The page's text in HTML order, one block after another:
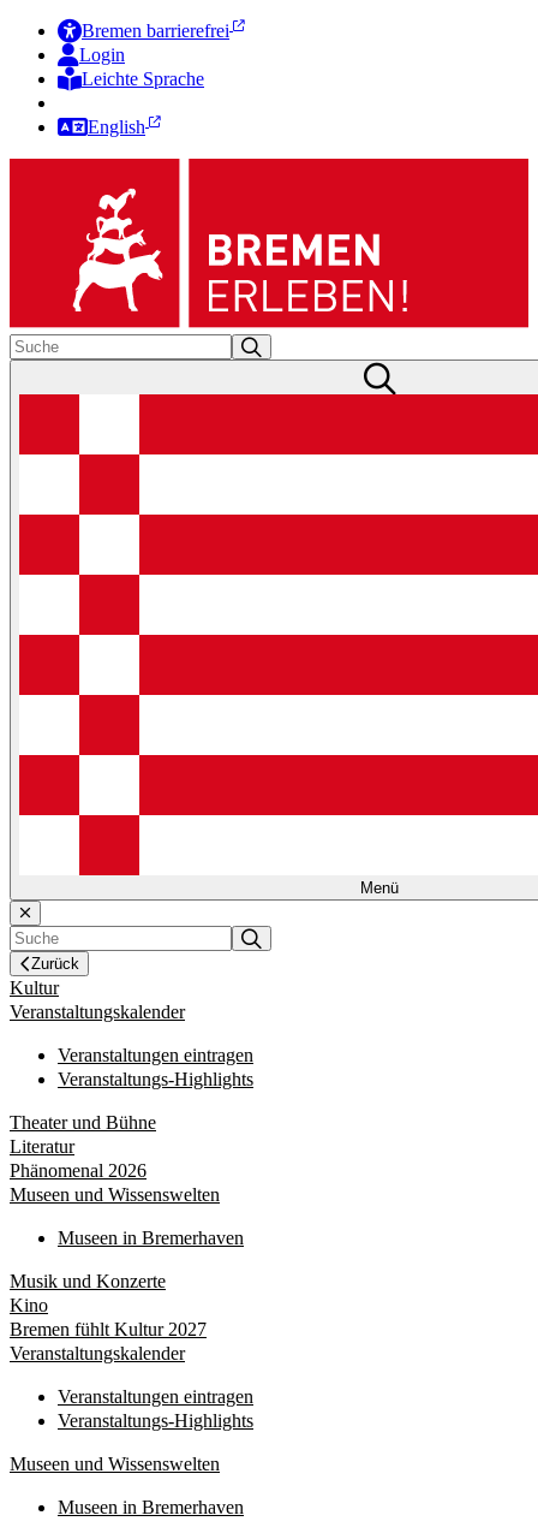
Bremen barrierefrei
Login
Leichte Sprache
English
Menü
Zurück
Kultur
Veranstaltungskalender
Veranstaltungen eintragen
Veranstaltungs-Highlights
Theater und Bühne
Literatur
Phänomenal 2026
Museen und Wissenswelten
Museen in Bremerhaven
Musik und Konzerte
Kino
Bremen fühlt Kultur 2027
Veranstaltungskalender
Veranstaltungen eintragen
Veranstaltungs-Highlights
Museen und Wissenswelten
Museen in Bremerhaven